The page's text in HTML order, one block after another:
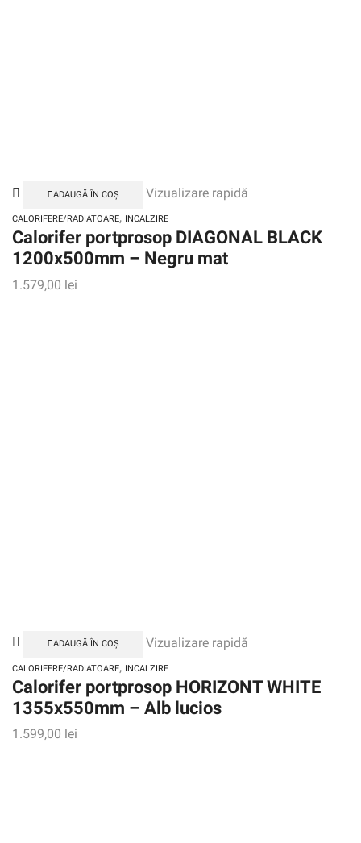
ADAUGĂ ÎN COȘ Vizualizare rapidă
CALORIFERE/RADIATOARE, INCALZIRE
Calorifer portprosop DIAGONAL BLACK
1200x500mm – Negru mat
1.579,00 lei
ADAUGĂ ÎN COȘ Vizualizare rapidă
CALORIFERE/RADIATOARE, INCALZIRE
Calorifer portprosop HORIZONT WHITE
1355x550mm – Alb lucios
1.599,00 lei